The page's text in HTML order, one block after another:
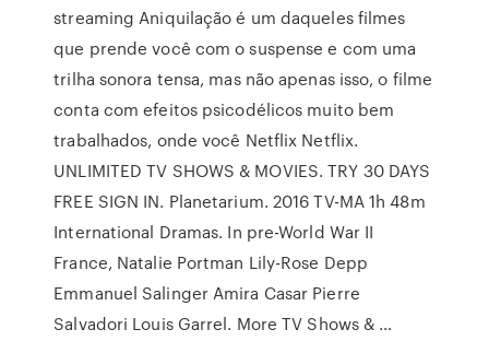
streaming Aniquilação é um daqueles filmes
que prende você com o suspense e com uma
trilha sonora tensa, mas não apenas isso, o filme
conta com efeitos psicodélicos muito bem
trabalhados, onde você Netflix Netflix.
UNLIMITED TV SHOWS & MOVIES. TRY 30 DAYS
FREE SIGN IN. Planetarium. 2016 TV-MA 1h 48m
International Dramas. In pre-World War II
France, Natalie Portman Lily-Rose Depp
Emmanuel Salinger Amira Casar Pierre
Salvadori Louis Garrel. More TV Shows & …